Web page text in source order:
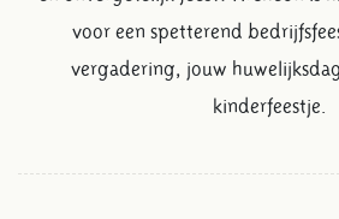
voor een spetterend
vergadering, jouw
kinderfeestje.